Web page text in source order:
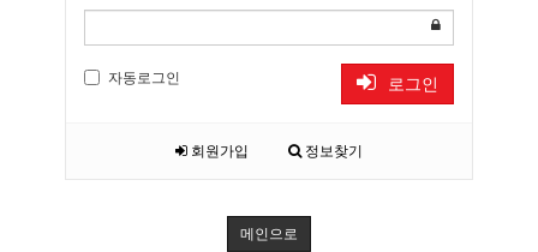
자동로그인 로그인
회원가입 정보찾기
메인으로